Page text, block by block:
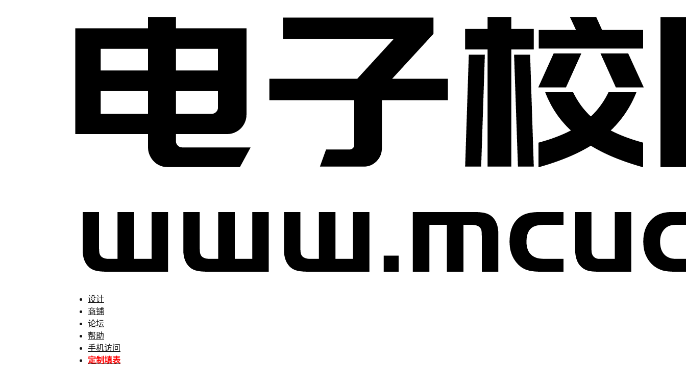
设计
商铺
论坛
帮助
手机访问
定制填表